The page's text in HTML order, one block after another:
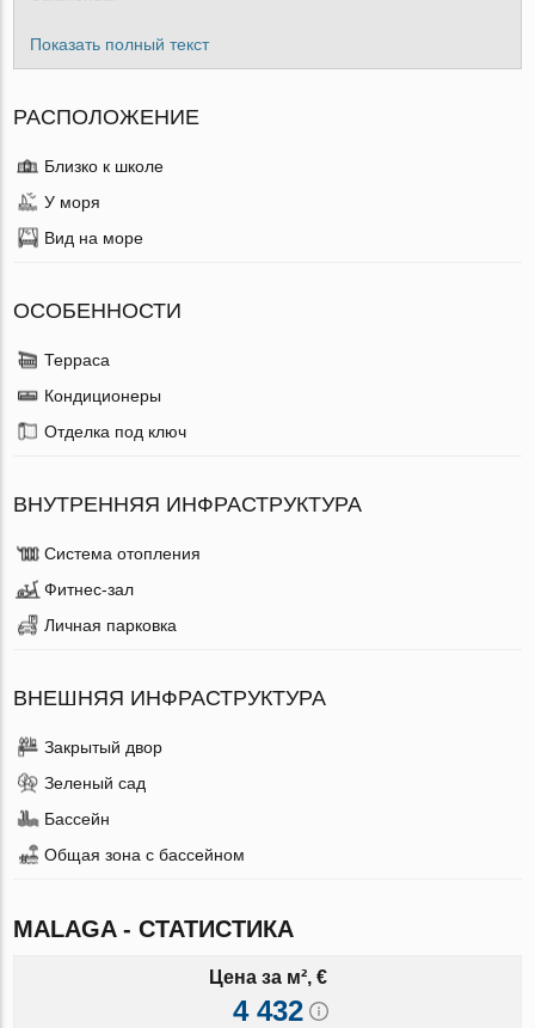
Показать полный текст
РАСПОЛОЖЕНИЕ
Близко к школе
У моря
Вид на море
ОСОБЕННОСТИ
Терраса
Кондиционеры
Отделка под ключ
ВНУТРЕННЯЯ ИНФРАСТРУКТУРА
Система отопления
Фитнес-зал
Личная парковка
ВНЕШНЯЯ ИНФРАСТРУКТУРА
Закрытый двор
Зеленый сад
Бассейн
Общая зона с бассейном
MALAGA - СТАТИСТИКА
Цена за м², €
4 432